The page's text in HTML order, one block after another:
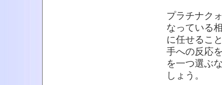
プラチナク
なっている
に任せるこ
手への反応
を一つ選ぶ
しょう。